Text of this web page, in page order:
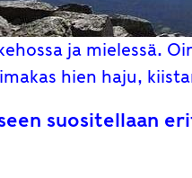
ja mielessä.
hien haju,
suositellaan